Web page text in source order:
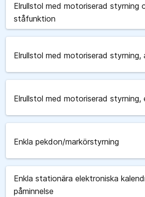
Elrullstol med motoriserad styrning
ståfunktion
Elrullstol med motoriserad styrning,
Elrullstol med motoriserad styrning,
Enkla pekdon/markörstyrning
Enkla stationära elektroniska
påminnelse